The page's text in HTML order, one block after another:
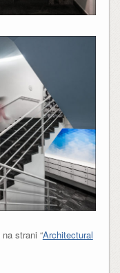
strani “Architectural